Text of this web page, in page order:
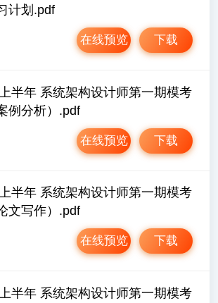
计划.pdf
下载
在线预览
半年 系统架构设计师第一期模考
例分析）.pdf
下载
在线预览
半年 系统架构设计师第一期模考
文写作）.pdf
下载
在线预览
半年 系统架构设计师第一期模考